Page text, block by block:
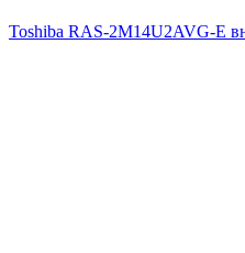
Toshiba RAS-2M14U2AVG-E